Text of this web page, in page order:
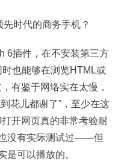
6插件，在不安装第三方
也能够在浏览HTML或
有鉴于网络实在太慢，
花儿都谢了”，至少在这
开网页真的非常考验耐
没有实际测试过——但
是可以播放的。